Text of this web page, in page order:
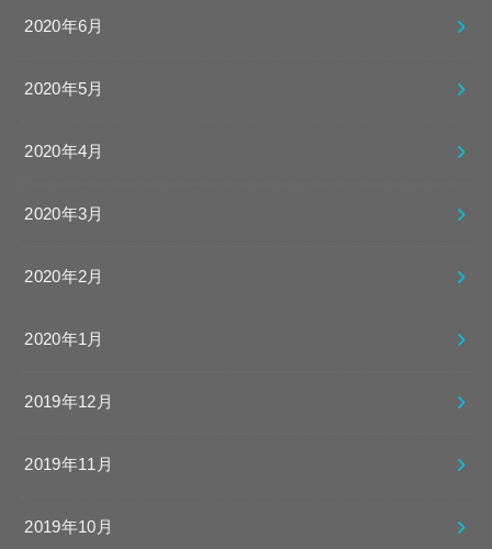
2020年6月
2020年5月
2020年4月
2020年3月
2020年2月
2020年1月
2019年12月
2019年11月
2019年10月